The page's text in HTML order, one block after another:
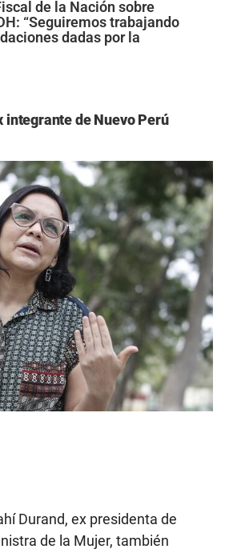
de la Nación sobre
“Seguiremos trabajando
dadas por la
integrante de Nuevo Perú
Durand, ex presidenta de
de la Mujer, también